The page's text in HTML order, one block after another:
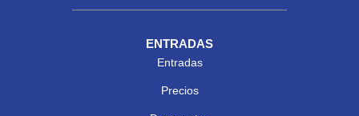
ENTRADAS
Entradas
Precios